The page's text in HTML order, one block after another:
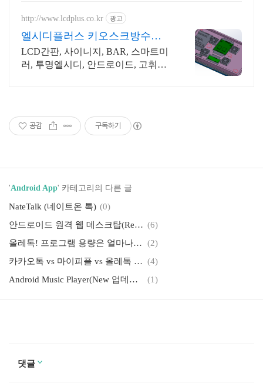
http://www.lcdplus.co.kr 광고
엘시디플러스 키오스크방수함
체
LCD간판, 사이니지, BAR, 스마트미
러, 투명엘시디, 안드로이드, 고휘도
공감 구독하기
'Android App' 카테고리의 다른 글
NateTalk (네이트온 톡) (0)
안드로이드 원격 웹 데스크탑(Remote Web Desktop) (6)
올레톡! 프로그램 용량은 얼마나 되나??
(2)
카카오톡 vs 마이피플 vs 올레톡 vs 네이버톡 vs Gtalk 단순 비교.. (4)
Android Music Player(New 업데이트 3.0.1)
(1)
댓글